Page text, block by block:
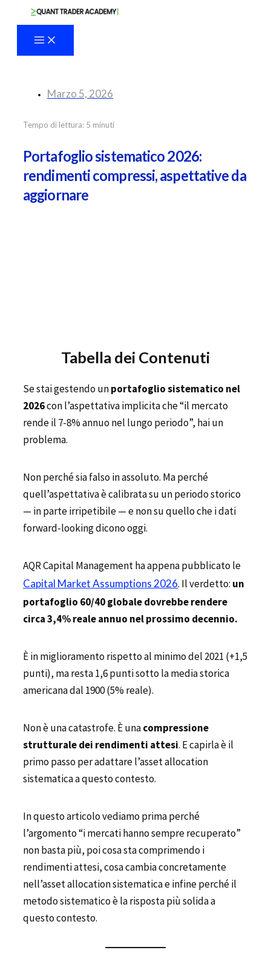
contenuto
Marzo 5, 2026
Tempo di lettura: 5 minuti
Portafoglio sistematico 2026:
rendimenti compressi, aspettative da
aggiornare
Tabella dei Contenuti
Se stai gestendo unportafoglio sistematico nel
2026con l’aspettativa implicita che “il mercato
rende il 7-8% annuo nel lungo periodo”, hai un
problema.
Non perché sia falso in assoluto. Ma perché
quell’aspettativa è calibrata su un periodo storico
— in parte irripetibile — e non su quello che i dati
forward-looking dicono oggi.
AQR Capital Management ha appena pubblicato le
Capital Market Assumptions 2026. Il verdetto: un
portafoglio 60/40 globale dovrebbe rendere
circa 3,4% reale annuo nel prossimo decennio.
È in miglioramento rispetto al minimo del 2021 (+1,5
punti), ma resta 1,6 punti sotto la media storica
americana dal 1900 (5% reale).
Non è una catastrofe. È unacompressione
strutturale dei rendimenti attesi. E capirla è il
primo passo per adattare l’asset allocation
sistematica a questo contesto.
In questo articolo vediamo prima perché
l’argomento “i mercati hanno sempre recuperato”
non basta più, poi cosa sta comprimendo i
rendimenti attesi, cosa cambia concretamente
nell’asset allocation sistematica e infine perché il
metodo sistematico è la risposta più solida a
questo contesto.